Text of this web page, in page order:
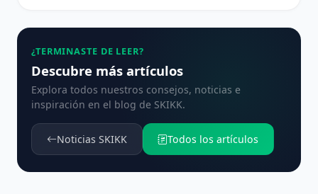
¿TERMINASTE DE LEER?
Descubre más artículos
Explora todos nuestros consejos, noticias e
inspiración en el blog de SKIKK.
Noticias SKIKK Todos los artículos